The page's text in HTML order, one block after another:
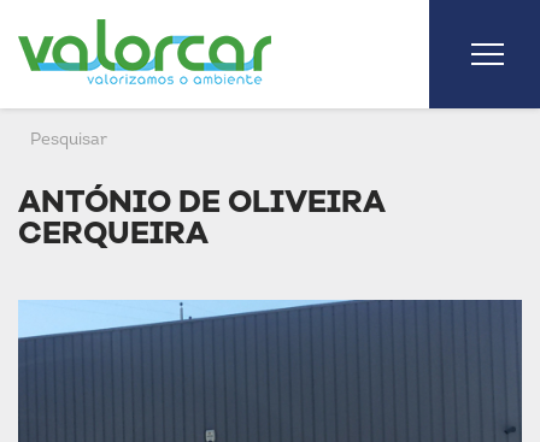
ANTÓNIO DE OLIVEIRA
CERQUEIRA